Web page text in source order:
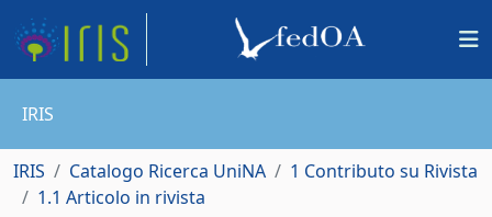
IRIS
IRIS Catalogo Ricerca UniNA
1 Contributo su Rivista
1.1 Articolo in rivista